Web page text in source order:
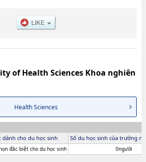
of Health Sciences Khoa nghiên
Health Sciences
dành cho du học sinh Số du học sinh của trường
đăc biệt cho du học sinh 0người